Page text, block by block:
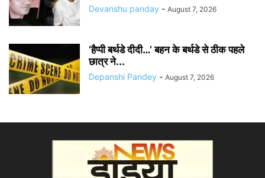
Devanshu panday - August 7, 2026
‘हैप्पी बर्थडे दीदी…’ बहन के बर्थडे से ठीक पहले
छात्र ने...
Depanshi Pandey - August 7, 2026